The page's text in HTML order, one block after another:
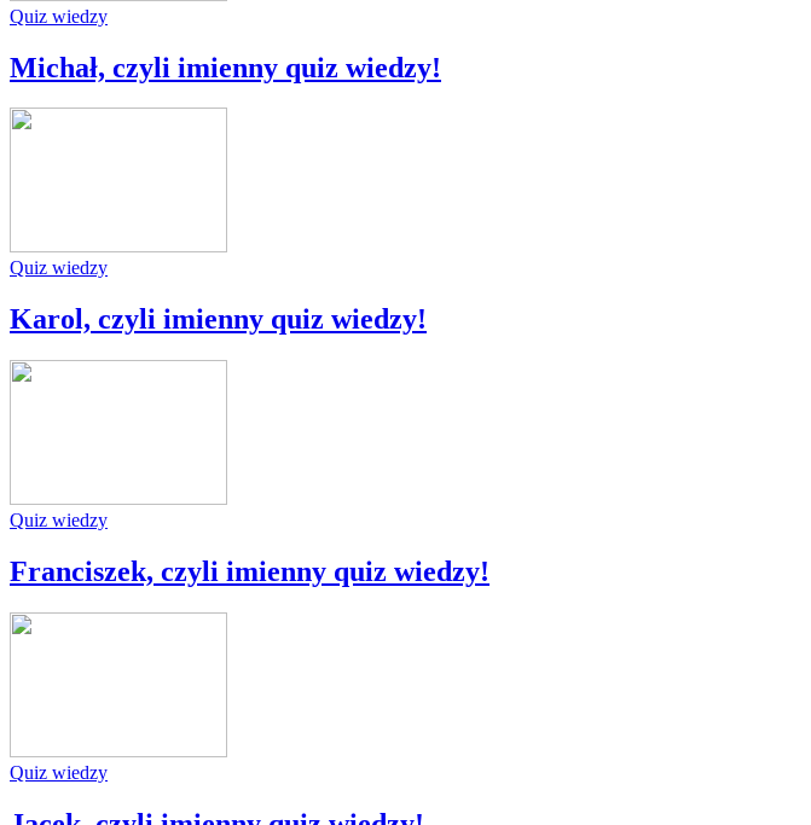
Quiz wiedzy
Michał, czyli imienny quiz wiedzy!
Quiz wiedzy
Karol, czyli imienny quiz wiedzy!
Quiz wiedzy
Franciszek, czyli imienny quiz wiedzy!
Quiz wiedzy